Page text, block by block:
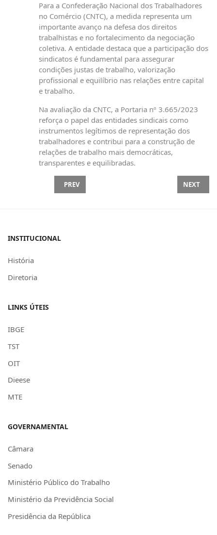
Para a Confederação Nacional dos Trabalhadores
no Comércio (CNTC), a medida representa um
importante avanço na defesa dos direitos
trabalhistas e no fortalecimento da negociação
coletiva. A entidade destaca que a participação dos
sindicatos é fundamental para assegurar
condições justas de trabalho, valorização
profissional e equilíbrio nas relações entre capital
e trabalho.
Na avaliação da CNTC, a Portaria nº 3.665/2023
reforça o papel das entidades sindicais como
instrumentos legítimos de representação dos
trabalhadores e contribui para a construção de
relações de trabalho mais democráticas,
transparentes e equilibradas.
PREVIOUS ARTICLE: ATENÇÃO! STF JULGA
PREV NEXT
NEXT
INSTITUCIONAL
História
Diretoria
LINKS ÚTEIS
IBGE
TST
OIT
Dieese
MTE
GOVERNAMENTAL
Câmara
Senado
Ministério Público do Trabalho
Ministério da Previdência Social
Presidência da República